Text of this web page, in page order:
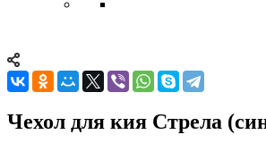
Чехол для кия Стрела